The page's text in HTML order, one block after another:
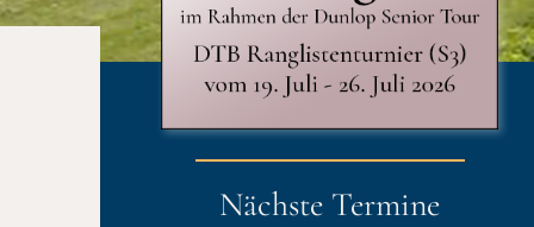
Nächste Termine